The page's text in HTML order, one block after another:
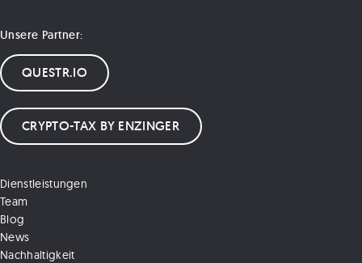
Dienstleistungen
Team
Blog
News
Nachhaltigkeit
Unsere Partner:
QUESTR.IO
CRYPTO-TAX BY ENZINGER